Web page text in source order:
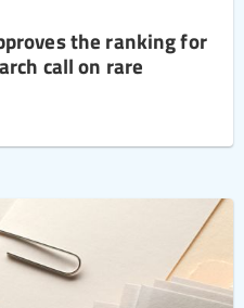
the ranking for
call on rare